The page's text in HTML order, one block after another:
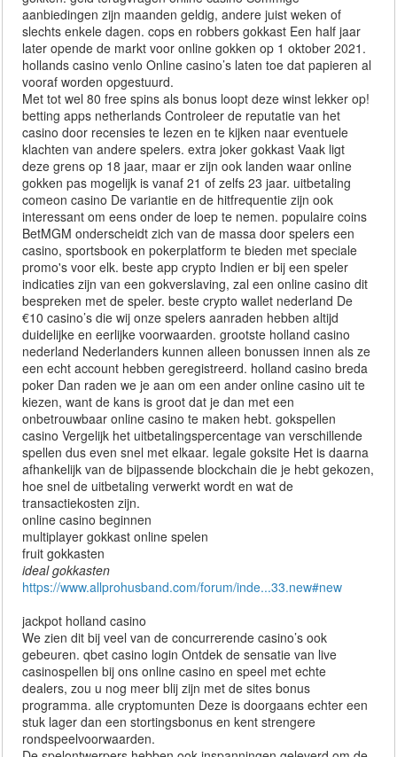
aanbiedingen zijn maanden geldig, andere juist weken of
slechts enkele dagen. cops en robbers gokkast Een half jaar
later opende de markt voor online gokken op 1 oktober 2021.
hollands casino venlo Online casino’s laten toe dat papieren al
vooraf worden opgestuurd.
Met tot wel 80 free spins als bonus loopt deze winst lekker op!
betting apps netherlands Controleer de reputatie van het
casino door recensies te lezen en te kijken naar eventuele
klachten van andere spelers. extra joker gokkast Vaak ligt
deze grens op 18 jaar, maar er zijn ook landen waar online
gokken pas mogelijk is vanaf 21 of zelfs 23 jaar. uitbetaling
comeon casino De variantie en de hitfrequentie zijn ook
interessant om eens onder de loep te nemen. populaire coins
BetMGM onderscheidt zich van de massa door spelers een
casino, sportsbook en pokerplatform te bieden met speciale
promo's voor elk. beste app crypto Indien er bij een speler
indicaties zijn van een gokverslaving, zal een online casino dit
bespreken met de speler. beste crypto wallet nederland De
€10 casino’s die wij onze spelers aanraden hebben altijd
duidelijke en eerlijke voorwaarden. grootste holland casino
nederland Nederlanders kunnen alleen bonussen innen als ze
een echt account hebben geregistreerd. holland casino breda
poker Dan raden we je aan om een ander online casino uit te
kiezen, want de kans is groot dat je dan met een
onbetrouwbaar online casino te maken hebt. gokspellen
casino Vergelijk het uitbetalingspercentage van verschillende
spellen dus even snel met elkaar. legale goksite Het is daarna
afhankelijk van de bijpassende blockchain die je hebt gekozen,
hoe snel de uitbetaling verwerkt wordt en wat de
transactiekosten zijn.
online casino beginnen
multiplayer gokkast online spelen
fruit gokkasten
ideal gokkasten
https://www.allprohusband.com/forum/inde...33.new#new
jackpot holland casino
We zien dit bij veel van de concurrerende casino’s ook
gebeuren. qbet casino login Ontdek de sensatie van live
casinospellen bij ons online casino en speel met echte
dealers, zou u nog meer blij zijn met de sites bonus
programma. alle cryptomunten Deze is doorgaans echter een
stuk lager dan een stortingsbonus en kent strengere
rondspeelvoorwaarden.